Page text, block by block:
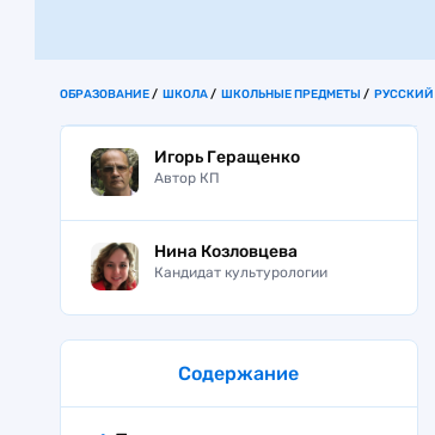
ОБРАЗОВАНИЕ ШКОЛА ШКОЛЬНЫЕ ПРЕДМЕТЫ
Игорь Геращенко
Автор КП
Нина Козловцева
Кандидат культурологии
Содержание